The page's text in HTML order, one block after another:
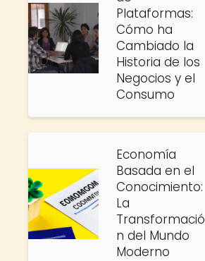
Plataformas:
Cómo ha
Cambiado la
Historia de los
Negocios y el
Consumo
Economía
Basada en el
Conocimiento:
La
Transformació
n del Mundo
Moderno